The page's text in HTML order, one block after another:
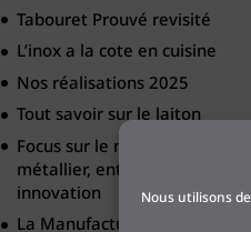
Nous utilisons
Tabouret Prouvé revisité
L’inox a la cote en cuisine
Nos réalisations 2025
Tout savoir sur le laiton
Focus sur le métier de
métallier, entre tradition et
innovation
La Manufacture du Métal